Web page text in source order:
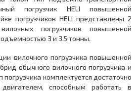
погрузчик HELI повышенной
погрузчиков HELI представлены 2
погрузчиков повышенной
3 и 3.5 тонны.
вилочного погрузчика повышенной
обычного вилочного погрузчика и
комплектуется достаточно
способным работать в